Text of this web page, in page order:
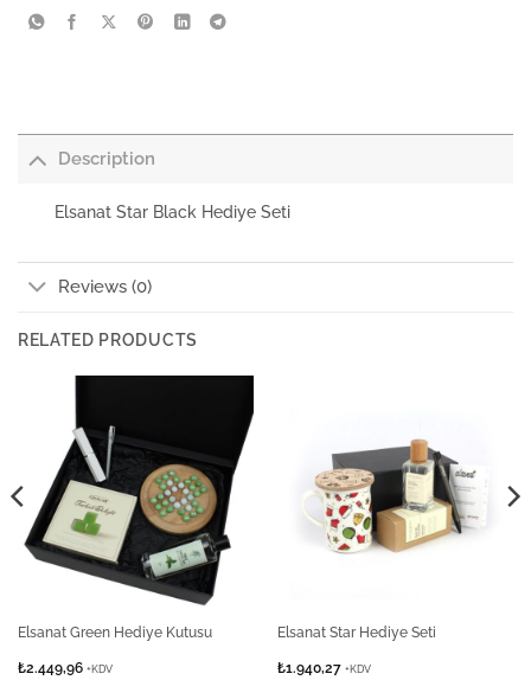
Description
Elsanat Star Black Hediye Seti
Reviews (0)
RELATED PRODUCTS
Elsanat Green Hediye Kutusu
₺2.449,96 +KDV
Elsanat Star Hediye Seti
₺1.940,27 +KDV